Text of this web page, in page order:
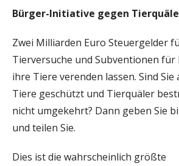
Bürger-Initiative gegen
Zwei Milliarden Euro Steuergelder
Tierversuche und Subventionen für
ihre Tiere verenden lassen. Sind Sie
Tiere geschützt und Tierquäler
nicht umgekehrt? Dann geben Sie
und teilen Sie.
Dies ist die wahrscheinlich größte